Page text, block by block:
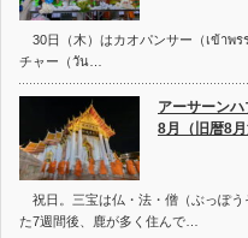
30日（木）はカオパンサー（เข้าพร
チャー（วัน…
アーサーン
8月（旧暦8月
祝日。三宝は仏・法・僧（ぶっぽう
た7週間後、鹿が多く住んで…